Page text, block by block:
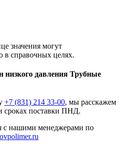
значения могут
в справочных целях.
низкого давления Трубные
+7 (831) 214 33-00, мы расскажем
сроках поставки ПНД.
с нашими менеджерами по